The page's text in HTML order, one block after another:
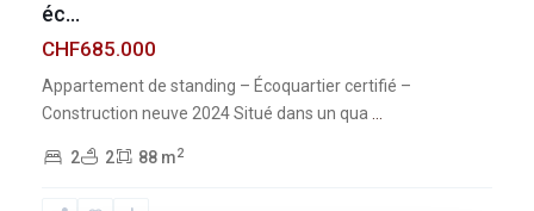
éc...
CHF685.000
Appartement de standing – Écoquartier certifié –
Construction neuve 2024 Situé dans un qua
2 2 88 m2